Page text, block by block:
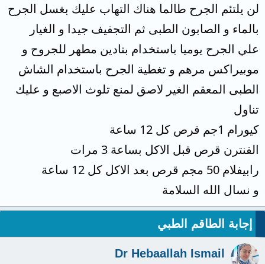
لن يلتئم الجرح طالما هناك التهاب عليك بغسل الجرح
بالماء و الصابون الطبى ثم التجفيف جيدا و الغيار
علي الجرح يوميا باستخدام بتادين مطهر للجروح و
موبيراكس مرهم و تغطية الجرح باستخدام الشاش
الطبى المعقم الغير لاصق لمنع تلوث الاصبع و عليك
تناول
كيورام 1جم قرص كل 12 ساعة
الفنترن قرص قبل الاكل بساعة 3 مرات
رابيفلام 50 مجم قرص بعد الاكل كل 12 ساعة
و نسال الله السلامة
إجابة الطاقم الطبي
Dr Hebaallah Ismail